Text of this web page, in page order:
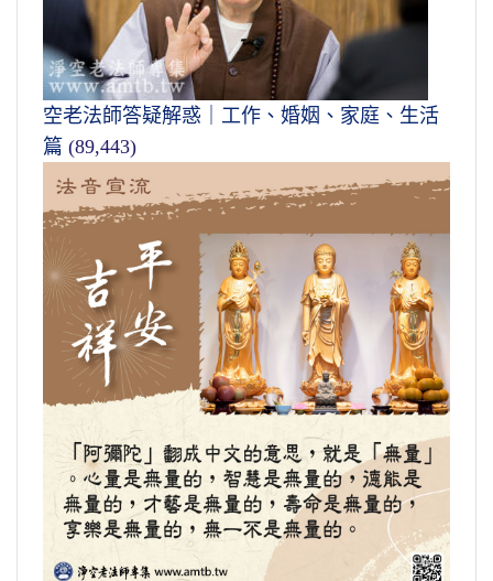
空老法師答疑解惑｜工作、婚姻、家庭、生活
篇 (89,443)